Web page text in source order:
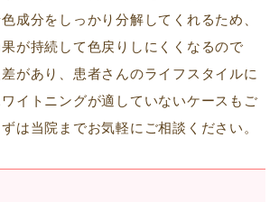
成分をしっかり分解してくれるため、
が持続して色戻りしにくくなるので
があり、患者さんのライフスタイルに
イトニングが適していないケースもご
は当院までお気軽にご相談ください。